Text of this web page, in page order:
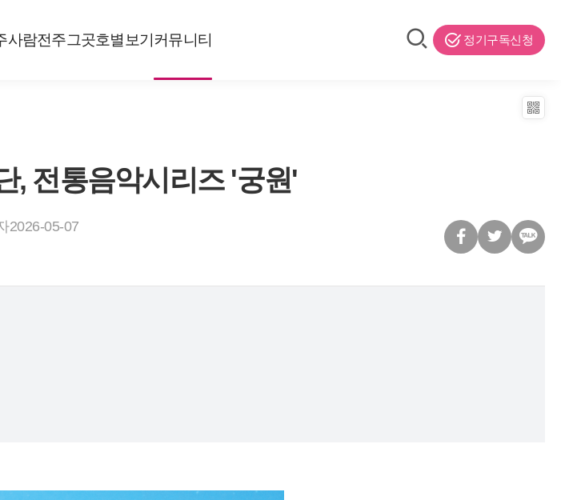
사람전주그곳호별보기 커뮤니티 정기구독신청
, 전통음악시리즈 '궁원'
2026-05-07